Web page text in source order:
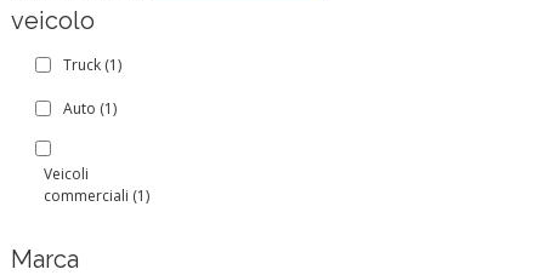
veicolo
Truck (1)
Auto (1)
Veicoli
commerciali (1)
Marca